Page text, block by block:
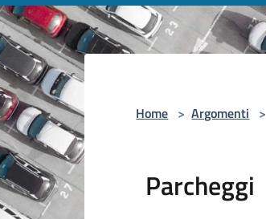
Home > Argomenti >
Parcheggi